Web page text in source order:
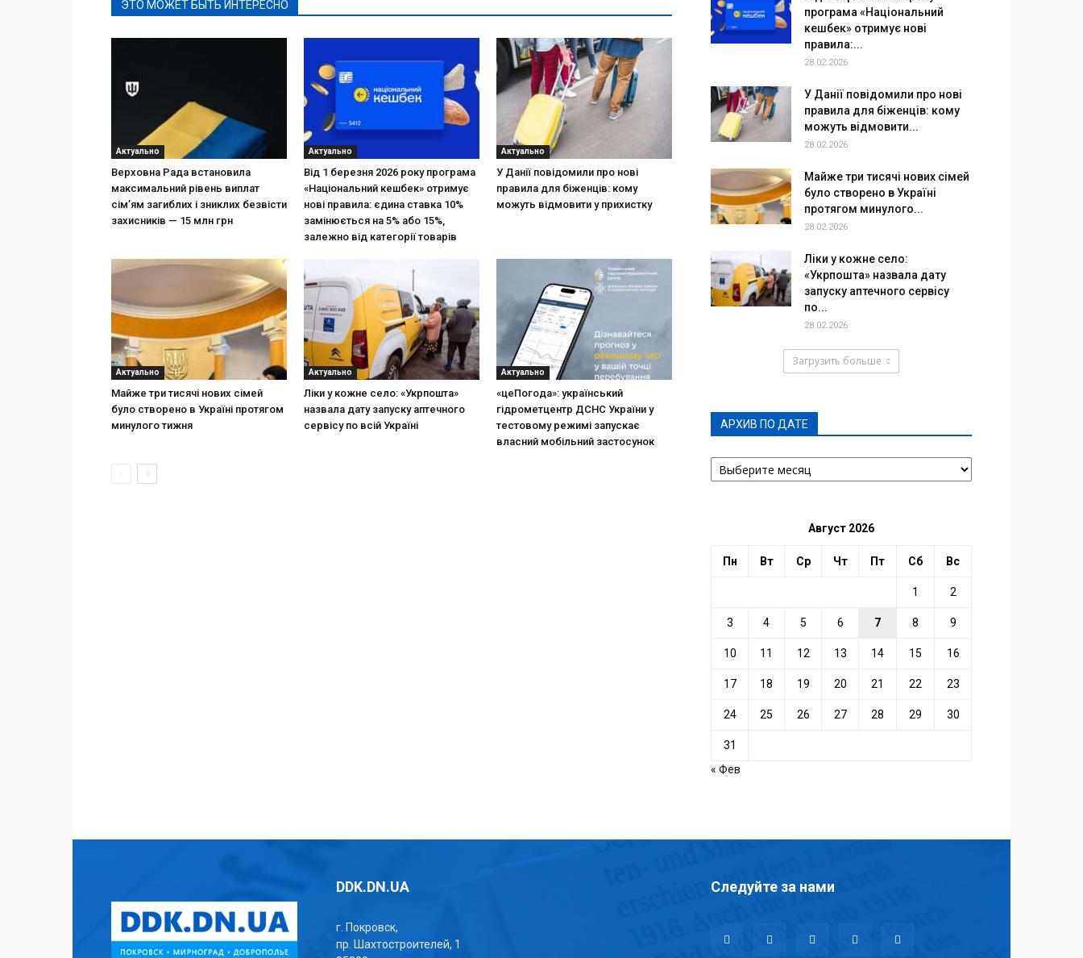
ЭТО МОЖЕТ БЫТЬ ИНТЕРЕСНО
Актуально
Верховна Рада встановила
максимальний рівень виплат
сім’ям загиблих і зниклих безвісти
захисників — 15 млн грн
Актуально
Від 1 березня 2026 року програма
«Національний кешбек» отримує
нові правила: єдина ставка 10%
замінюється на 5% або 15%,
залежно від категорії товарів
Актуально
У Данії повідомили про нові
правила для біженців: кому
можуть відмовити у прихистку
Актуально
Майже три тисячі нових сімей
було створено в Україні протягом
минулого тижня
Актуально
Ліки у кожне село: «Укрпошта»
назвала дату запуску аптечного
сервісу по всій Україні
Актуально
«цеПогода»: український
гідрометцентр ДСНС України у
тестовому режимі запускає
власний мобільний застосунок
програма «Національний
кешбек» отримує нові
правила:...
28.02.2026
У Данії повідомили про нові
правила для біженців: кому
можуть відмовити...
28.02.2026
Майже три тисячі нових сімей
було створено в Україні
протягом минулого...
28.02.2026
Ліки у кожне село:
«Укрпошта» назвала дату
запуску аптечного сервісу
по...
28.02.2026
Загрузить больше
АРХИВ ПО ДАТЕ
АРХИВ
ПО
Август 2026
Пн Вт Ср Чт Пт Сб Вс
1 2
3 4 5 6 7 8 9
10 11 12 13 14 15 16
17 18 19 20 21 22 23
24 25 26 27 28 29 30
31
« Фев
DDK.DN.UA
г. Покровск,
пр. Шахтостроителей, 1
Следуйте за нами